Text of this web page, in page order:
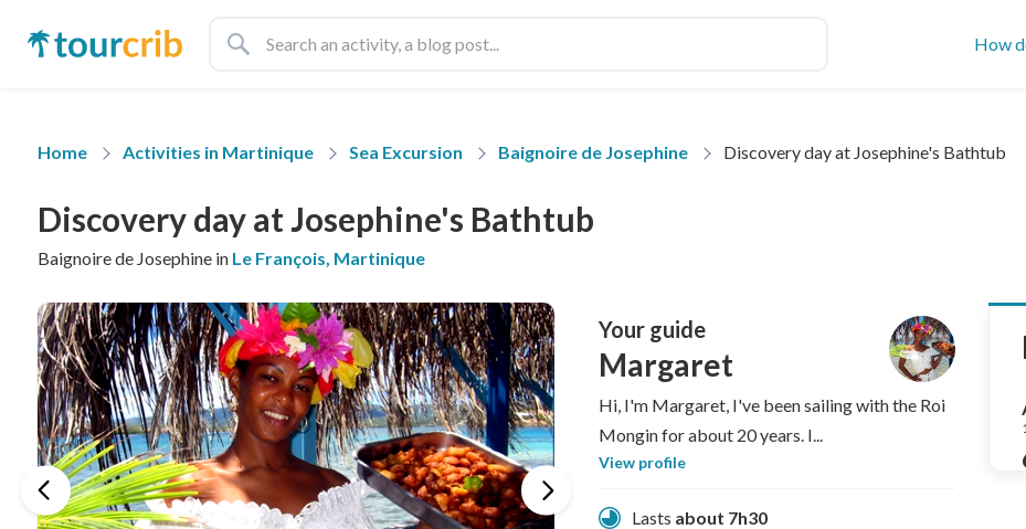
How
Home Activities in Martinique Sea Excursion Baignoire de Josephine Discovery day at Josephine's Bathtub
Discovery day at Josephine's Bathtub
Baignoire de Josephine in Le François, Martinique
Your guide
Margaret
Hi, I'm Margaret, I've been sailing with the Roi
Mongin for about 20 years. I...
View profile
Lasts about 7h30